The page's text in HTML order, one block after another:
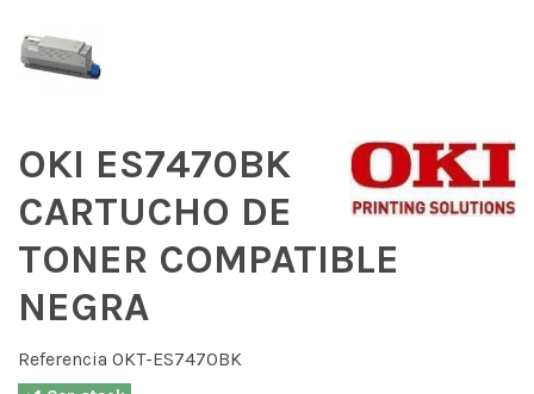
OKI ES7470BK
CARTUCHO DE
TONER COMPATIBLE
NEGRA
Referencia OKT-ES7470BK